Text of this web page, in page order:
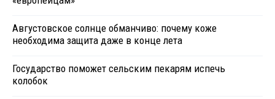
Августовское солнце обманчиво: почему коже
необходима защита даже в конце лета
Государство поможет сельским пекарям испечь
колобок